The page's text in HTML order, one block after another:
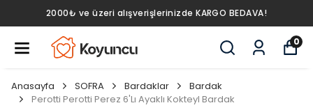
2000₺ ve üzeri alışverişlerinizde KARGO BEDAVA!
0
Anasayfa SOFRA Bardaklar
Bardak
Perotti Perotti Perez 6'Lı Ayaklı Kokteyl Bardak